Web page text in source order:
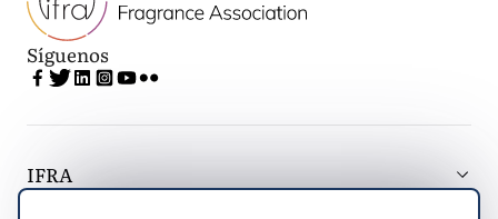
Síguenos
IFRA